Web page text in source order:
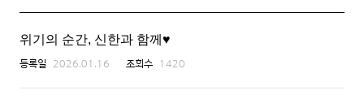
위기의 순간, 신한과 함께♥
등록일 2026.01.16 조회수 1420